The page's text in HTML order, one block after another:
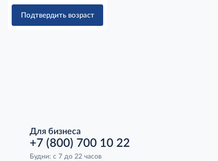
Подтвердить возраст
Для бизнеса
+7 (800) 700 10 22
Будни: с 7 до 22 часов